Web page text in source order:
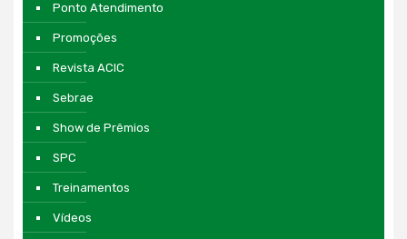
Ponto Atendimento
Promoções
Revista ACIC
Sebrae
Show de Prêmios
SPC
Treinamentos
Vídeos